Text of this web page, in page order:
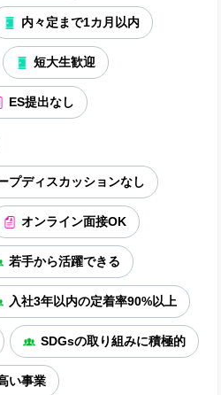
内々定まで1カ月以内
短大生歓迎
ES提出なし
プディスカッションなし
オンライン面接OK
若手から活躍できる
入社3年以内の定着率90%以上
SDGsの取り組みに積極的
い事業